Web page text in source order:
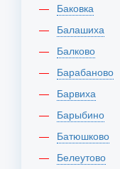
Баковка
Балашиха
Балково
Барабаново
Барвиха
Барыбино
Батюшково
Белеутово